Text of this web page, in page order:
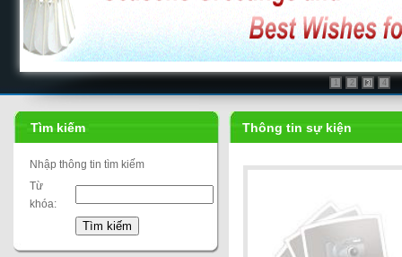
Liên đoàn cầu lông thế giới
Liên đoàn cầu lông thế giới
1 2 3 4
Tìm kiếm
Nhập thông tin tìm kiếm
Từ
khóa:
Thông tin sự kiện